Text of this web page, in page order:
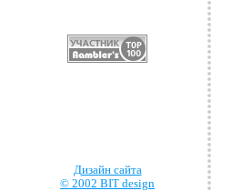
Дизайн сайта
© 2002 BIT design